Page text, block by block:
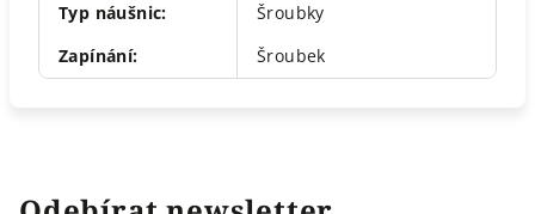
Typ náušnic:
Šroubky
Zapínání: Šroubek